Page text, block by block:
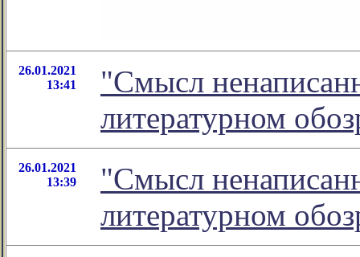
26.01.2021
13:41
"Смысл
литературном
26.01.2021
13:39
"Смысл
литературном